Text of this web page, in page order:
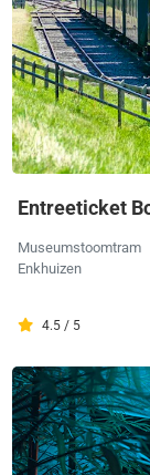
Entreeticket
Museumstoomtram
Enkhuizen
4.5 / 5